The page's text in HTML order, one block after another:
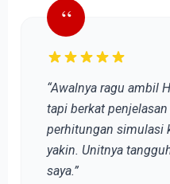
“
“Awalnya ragu ambil
tapi berkat
perhitungan simulasi
yakin. Unitnya
saya.”